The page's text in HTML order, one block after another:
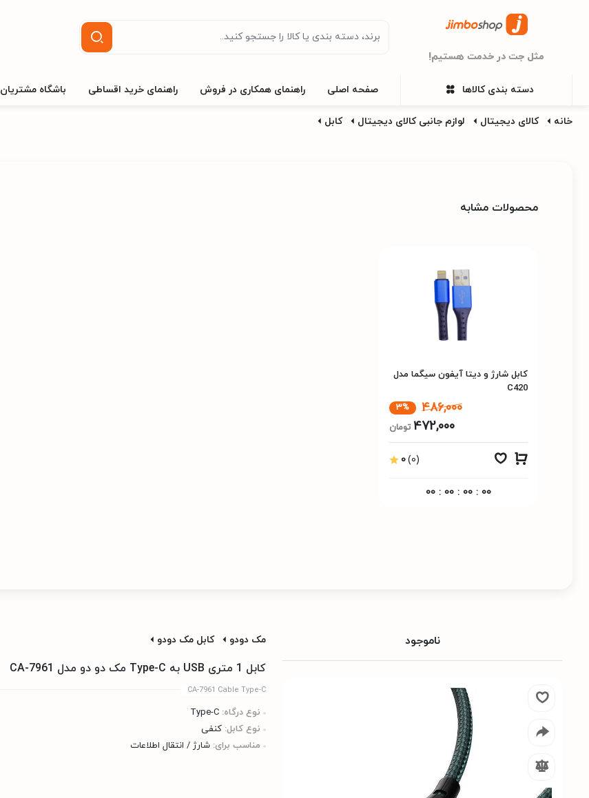
مثل جت در خدمت هستیم!
دسته بندی کالاها صفحه اصلی راهنمای همکاری در فروش راهنمای خرید اقساطی باشگاه مشتریان
خانه کالای دیجیتال لوازم جانبی کالای دیجیتال کابل
محصولات مشابه
کابل شارژ و دیتا آیفون سیگما مدل
C420
486,000
3%
472,000تومان
0(0)
00 : 00 : 00 : 00
ناموجود مک دودو کابل مک دودو
کابل 1 متری USB به Type-C مک دو دو مدل CA-7961
CA-7961 Cable Type-C
نوع درگاه: Type-C
نوع کابل: کنفی
مناسب برای: شارژ / انتقال اطلاعات